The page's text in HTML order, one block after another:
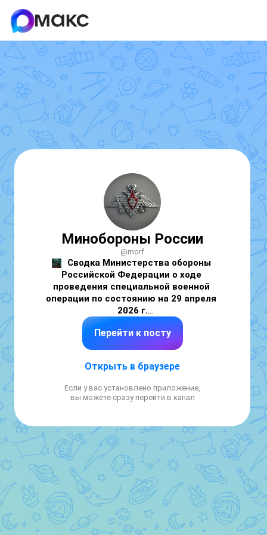
Минобороны России
@morf
Сводка Министерства обороны
Российской Федерации о ходе
проведения специальной военной
операции по состоянию на 29 апреля
2026 г.
Вооруженные Силы Российской Федерации
продолжают проведение специальной
области.
💥 Нанесли поражение живой силе и
технике четырех механизированных бригад,
двух штурмовых полков ВСУ и шести бригад
теробороны в районах населенных пунктов
Бачевск, Червоное, Толстодубово, Мирлоги,
Новая Сечь, Храповщина и Мироновка
Сумской области.
Перейти к посту
Открыть в браузере
Если у вас установлено приложение,
вы можете сразу перейти в канал